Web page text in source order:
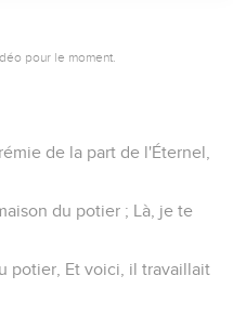
pour le moment.
de la part de l'Éternel,
du potier ; Là, je te
potier, Et voici, il travaillait